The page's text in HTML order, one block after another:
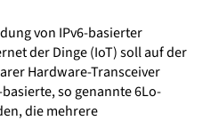
von IPv6-basierter
der Dinge (IoT) soll auf der
Hardware-Transceiver
so genannte 6Lo-
die mehrere